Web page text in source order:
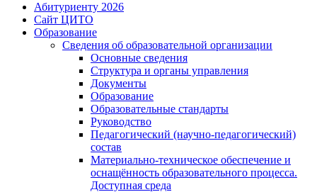
Абитуриенту 2026
Сайт ЦИТО
Образование
Сведения об образовательной организации
Основные сведения
Структура и органы управления
Документы
Образование
Образовательные стандарты
Руководство
Педагогический (научно-педагогический)
состав
Материально-техническое обеспечение и
оснащённость образовательного процесса.
Доступная среда